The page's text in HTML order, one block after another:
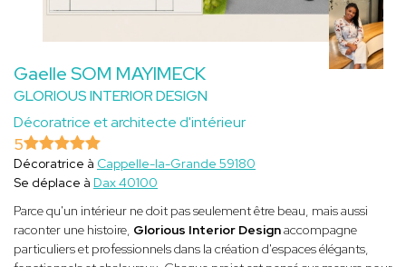
Gaelle SOM MAYIMECK
GLORIOUS INTERIOR DESIGN
Décoratrice et architecte d'intérieur
5
Décoratrice à Cappelle-la-Grande 59180
Se déplace à Dax 40100
Parce qu'un intérieur ne doit pas seulement être beau, mais aussi
raconter une histoire, Glorious Interior Designaccompagne
particuliers et professionnels dans la création d'espaces élégants,